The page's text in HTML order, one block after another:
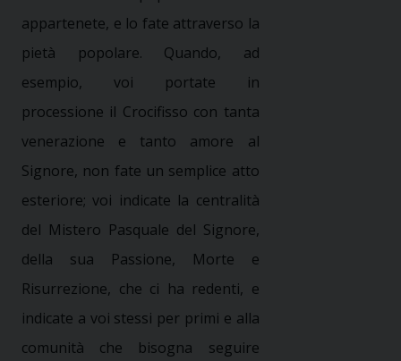
appartenete, e lo fate attraverso la
pietà popolare. Quando, ad
esempio, voi portate in
processione il Crocifisso con tanta
venerazione e tanto amore al
Signore, non fate un semplice atto
esteriore; voi indicate la centralità
del Mistero Pasquale del Signore,
della sua Passione, Morte e
Risurrezione, che ci ha redenti, e
indicate a voi stessi per primi e alla
comunità che bisogna seguire